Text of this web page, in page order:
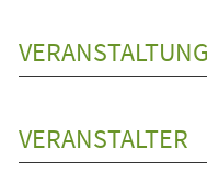
VERANSTALTER